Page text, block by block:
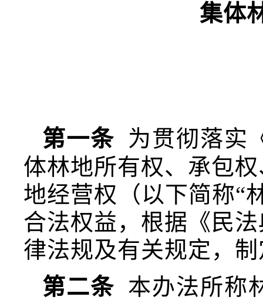
集体
第一条
为贯彻落实
体林地所有权、承包
地经营权（以下简称“
合法权益，根据《民
律法规及有关规定，
第二条 本办法所称